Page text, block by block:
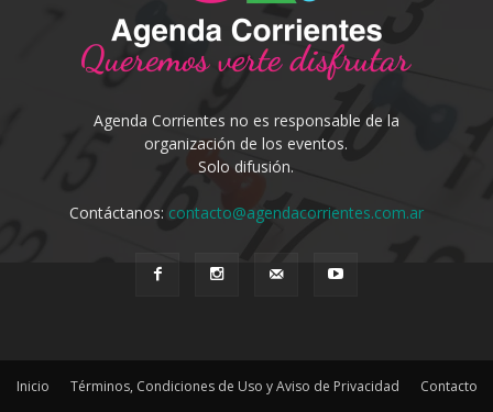
Agenda Corrientes no es responsable de la
organización de los eventos.
Solo difusión.
Contáctanos: contacto@agendacorrientes.com.ar
Inicio Términos, Condiciones de Uso y Aviso de Privacidad Contacto